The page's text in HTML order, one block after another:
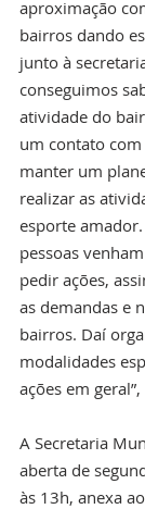
aproximação
bairros dando
junto à
conseguimos
atividade do
um contato com
manter um
realizar as
esporte
pessoas
pedir ações,
as demandas e
bairros. Daí
modalidades
ações em
A Secretaria
aberta de
às 13h, anexa